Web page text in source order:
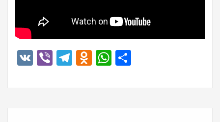
VK ViberTelegram
Odnoklassniki
WhatsApp